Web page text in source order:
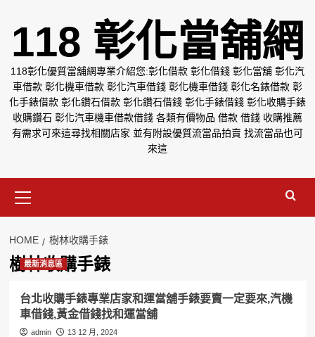
118 彰化當舖網
118彰化優質當舖網專業介紹您:彰化借款 彰化借錢 彰化當舖 彰化汽
車借款 彰化機車借款 彰化汽車借錢 彰化機車借錢 彰化名錶借款 彰
化手錶借款 彰化鑽石借款 彰化鑽石借錢 彰化手錶借錢 彰化收購手錶
收購鑽石 彰化汽車機車借款借錢 各類有價物品 借款 借錢 收購推薦
有需求可來這尋找相關店家 並有附設優質流當品拍賣 找流當品也可
來這
Menu
HOME 樹林收購手錶
樹林收購手錶
最新消息區
台北收購手錶專業店家和運當舖手錶要賣一定要來,汽機
車借錢,黃金借錢找和運當舖
admin 13 12 月, 2024